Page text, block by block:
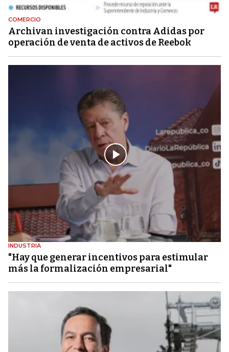
COMERCIO
Archivan investigación contra Adidas por
operación de venta de activos de Reebok
INDUSTRIA
"Hay que generar incentivos para estimular
más la formalización empresarial"